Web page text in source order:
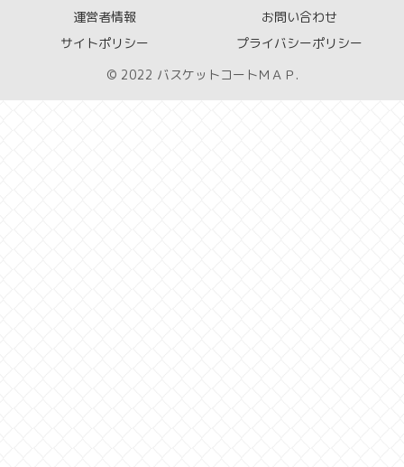
運営者情報
お問い合わせ
サイトポリシー
プライバシーポリシー
© 2022 バスケットコートＭＡＰ.